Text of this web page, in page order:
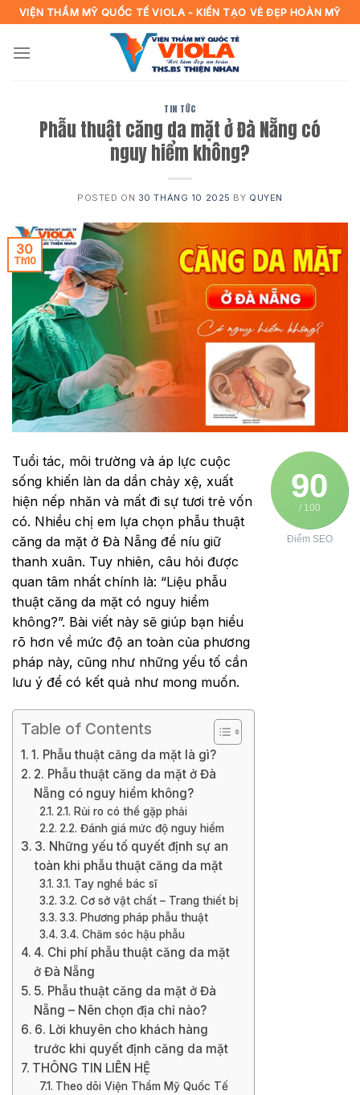
Skip
to
content
VIỆN THẨM MỸ QUỐC TẾ VIOLA - KIẾN TẠO VẺ ĐẸP HOÀN MỸ
TIN TỨC
Phẫu thuật căng da mặt ở Đà Nẵng có
nguy hiểm không?
POSTED ON 30 THÁNG 10 2025 BY QUYEN
30
Th10
90
/ 100
Điểm SEO
Tuổi tác, môi trường và áp lực cuộc
sống khiến làn da dần chảy xệ, xuất
hiện nếp nhăn và mất đi sự tươi trẻ vốn
có. Nhiều chị em lựa chọn phẫu thuật
căng da mặt ở Đà Nẵng để níu giữ
thanh xuân. Tuy nhiên, câu hỏi được
quan tâm nhất chính là: “Liệu phẫu
thuật căng da mặt có nguy hiểm
không?”. Bài viết này sẽ giúp bạn hiểu
rõ hơn về mức độ an toàn của phương
pháp này, cũng như những yếu tố cần
lưu ý để có kết quả như mong muốn.
Table of Contents
1. Phẫu thuật căng da mặt là gì?
2. Phẫu thuật căng da mặt ở Đà
Nẵng có nguy hiểm không?
2.1. Rủi ro có thể gặp phải
2.2. Đánh giá mức độ nguy hiểm
3. Những yếu tố quyết định sự an
toàn khi phẫu thuật căng da mặt
3.1. Tay nghề bác sĩ
3.2. Cơ sở vật chất – Trang thiết bị
3.3. Phương pháp phẫu thuật
3.4. Chăm sóc hậu phẫu
4. Chi phí phẫu thuật căng da mặt
ở Đà Nẵng
5. Phẫu thuật căng da mặt ở Đà
Nẵng – Nên chọn địa chỉ nào?
6. Lời khuyên cho khách hàng
trước khi quyết định căng da mặt
THÔNG TIN LIÊN HỆ
Theo dõi Viện Thẩm Mỹ Quốc Tế